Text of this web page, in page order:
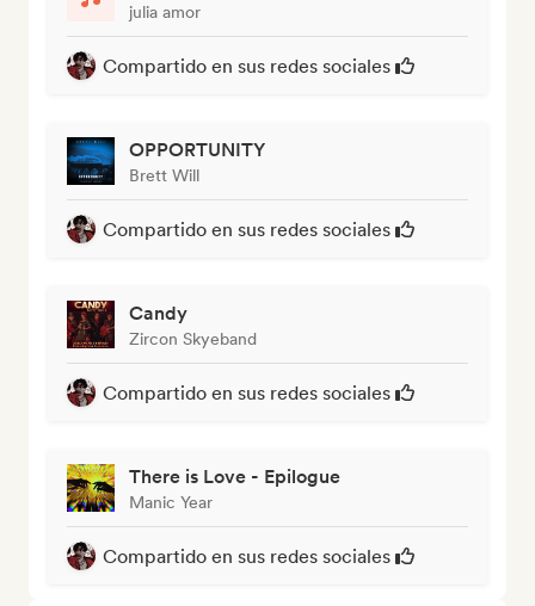
julia amor
Compartido en sus redes sociales
OPPORTUNITY
Brett Will
Compartido en sus redes sociales
Candy
Zircon Skyeband
Compartido en sus redes sociales
There is Love - Epilogue
Manic Year
Compartido en sus redes sociales